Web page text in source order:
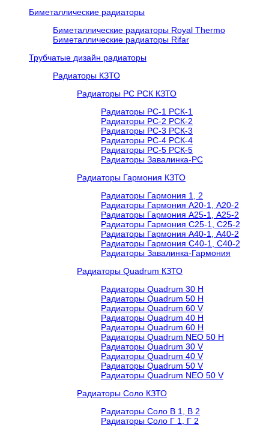
Биметаллические радиаторы
Биметаллические радиаторы Royal Thermo
Биметаллические радиаторы Rifar
Трубчатые дизайн радиаторы
Радиаторы КЗТО
Радиаторы РС РСК КЗТО
Радиаторы РС-1 РСК-1
Радиаторы РС-2 РСК-2
Радиаторы РС-3 РСК-3
Радиаторы РС-4 РСК-4
Радиаторы РС-5 РСК-5
Радиаторы Завалинка-РС
Радиаторы Гармония КЗТО
Радиаторы Гармония 1, 2
Радиаторы Гармония А20-1, А20-2
Радиаторы Гармония А25-1, А25-2
Радиаторы Гармония С25-1, С25-2
Радиаторы Гармония А40-1, А40-2
Радиаторы Гармония С40-1, С40-2
Радиаторы Завалинка-Гармония
Радиаторы Quadrum КЗТО
Радиаторы Quadrum 30 H
Радиаторы Quadrum 50 H
Радиаторы Quadrum 60 V
Радиаторы Quadrum 40 H
Радиаторы Quadrum 60 H
Радиаторы Quadrum NEO 50 H
Радиаторы Quadrum 30 V
Радиаторы Quadrum 40 V
Радиаторы Quadrum 50 V
Радиаторы Quadrum NEO 50 V
Радиаторы Соло КЗТО
Радиаторы Соло В 1, В 2
Радиаторы Соло Г 1, Г 2